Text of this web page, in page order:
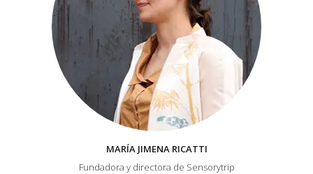
MARÍA JIMENA RICATTI
Fundadora y directora de Sensorytrip